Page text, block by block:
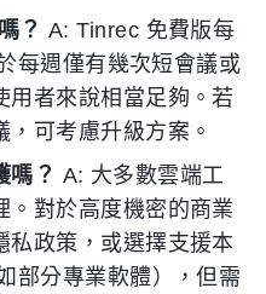
？ A: Tinrec 免費版每
每週僅有幾次短會議或
用者來說相當足夠。若
可考慮升級方案。
嗎？ A: 大多數雲端工
。對於高度機密的商業
私政策，或選擇支援本
部分專業軟體），但需